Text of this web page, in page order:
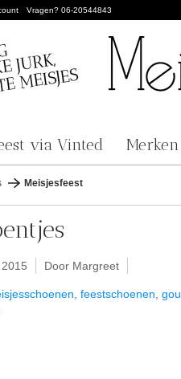
Vragen? 06-20544843
via Vinted Merken
Meisjesfeest
Door Margreet
feestschoenen